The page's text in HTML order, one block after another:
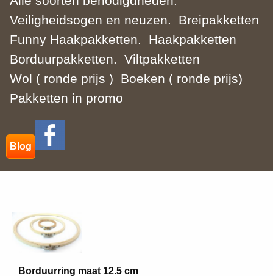
Veiligheidsogen en neuzen.
Breipakketten
Funny Haakpakketten.
Haakpakketten
Borduurpakketten.
Viltpakketten
Wol ( ronde prijs )
Boeken ( ronde prijs)
Pakketten in promo
Blog
Borduurring maat 12.5 cm